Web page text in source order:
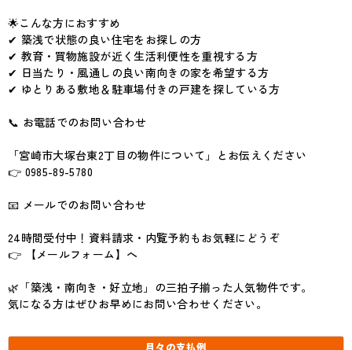
🌟こんな方におすすめ
✔ 築浅で状態の良い住宅をお探しの方
✔ 教育・買物施設が近く生活利便性を重視する方
✔ 日当たり・風通しの良い南向きの家を希望する方
✔ ゆとりある敷地＆駐車場付きの戸建を探している方
📞 お電話でのお問い合わせ
「宮崎市大塚台東2丁目の物件について」とお伝えください
👉 0985-89-5780
📧 メールでのお問い合わせ
24時間受付中！資料請求・内覧予約もお気軽にどうぞ
👉 【メールフォーム】へ
🌿「築浅・南向き・好立地」の三拍子揃った人気物件です。
気になる方はぜひお早めにお問い合わせください。
月々の支払例